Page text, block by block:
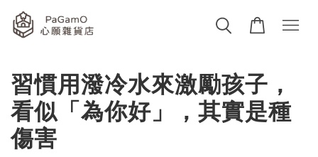
習慣用潑冷水來激勵孩子，
看似「為你好」，其實是種
傷害